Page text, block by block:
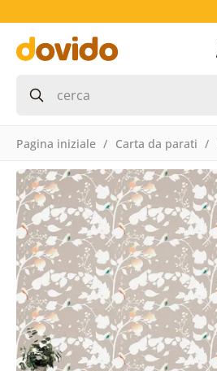
Pagina iniziale Carta da parati